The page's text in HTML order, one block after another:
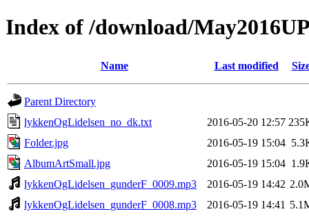
Index of /download/
Name Last modified
Parent Directory
lykkenOgLidelsen_no_dk.txt
2016-05-20 12:57
Folder.jpg
2016-05-19 15:04
AlbumArtSmall.jpg
2016-05-19 15:04
lykkenOgLidelsen_gunderF_0009.mp3
2016-05-19 14:42
lykkenOgLidelsen_gunderF_0008.mp3
2016-05-19 14:41